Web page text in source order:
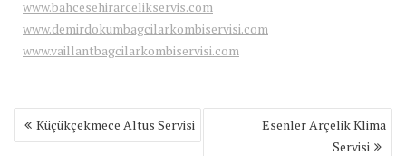
www.bahcesehirarcelikservis.com
www.demirdokumbagcilarkombiservisi.com
www.vaillantbagcilarkombiservisi.com
Yazı
gezinmesi
Küçükçekmece Altus Servisi
Esenler Arçelik Klima
Servisi